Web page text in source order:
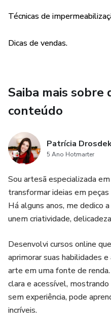
Técnicas de
Dicas de vendas.
Saiba mais sobre
conteúdo
Patrícia
5 Ano Hotmarter
Sou artesã especializada
transformar ideias em peças
Há alguns anos, me dedico
unem criatividade,
Desenvolvi cursos online
aprimorar suas habilidades
arte em uma fonte de
clara e acessível,
sem experiência, pode
incríveis.